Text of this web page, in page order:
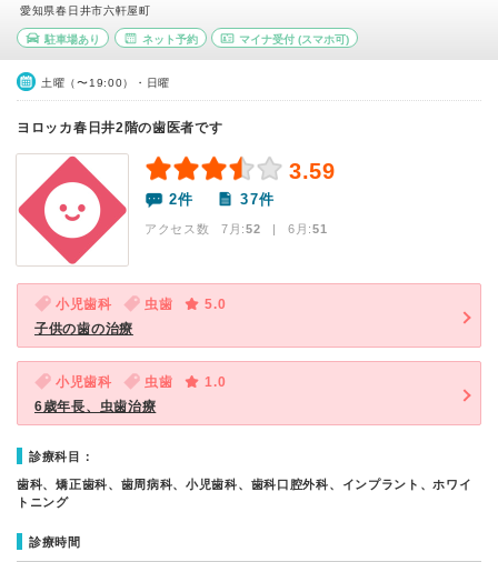
愛知県春日井市六軒屋町
駐車場あり ネット予約 マイナ受付 (スマホ可)
土曜（〜19:00）・日曜
ヨロッカ春日井2階の歯医者です
3.59
2件 37件
アクセス数 7月:52 | 6月:51
小児歯科 虫歯
5.0
子供の歯の治療
小児歯科 虫歯
1.0
6歳年長、虫歯治療
診療科目：
歯科、矯正歯科、歯周病科、小児歯科、歯科口腔外科、インプラント、ホワイ
トニング
診療時間